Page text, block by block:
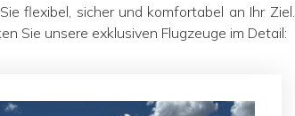
flexibel, sicher und komfortabel an Ihr Ziel.
Sie unsere exklusiven Flugzeuge im Detail: